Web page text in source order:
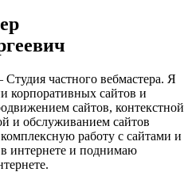
частного вебмастера. Я
корпоративных сайтов и
сайтов, контекстной
и обслуживанием сайтов
работу с сайтами и
интернете и поднимаю